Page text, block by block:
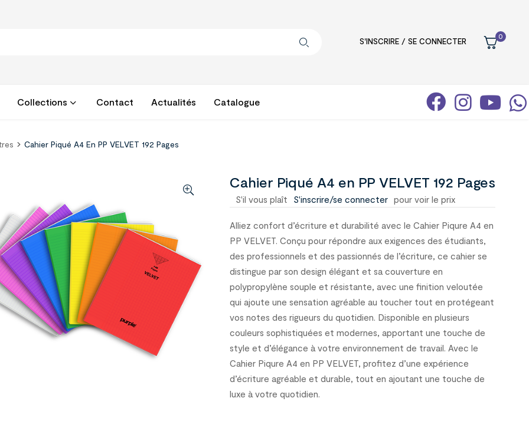
S'INSCRIRE / SE CONNECTER
0
Collections Contact Actualités Catalogue
Cahier Piqué A4 En PP VELVET 192 Pages
Cahier Piqué A4 en PP VELVET 192 Pages
S'il vous plaît S'inscrire/se connecter pour voir le prix
Alliez confort d’écriture et durabilité avec le Cahier Piqure A4 en
PP VELVET. Conçu pour répondre aux exigences des étudiants,
des professionnels et des passionnés de l’écriture, ce cahier se
distingue par son design élégant et sa couverture en
polypropylène souple et résistante, avec une finition veloutée
qui ajoute une sensation agréable au toucher tout en protégeant
vos notes des rigueurs du quotidien. Disponible en plusieurs
couleurs sophistiquées et modernes, apportant une touche de
style et d’élégance à votre environnement de travail. Avec le
Cahier Piqure A4 en PP VELVET, profitez d’une expérience
d’écriture agréable et durable, tout en ajoutant une touche de
luxe à votre quotidien.